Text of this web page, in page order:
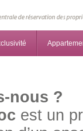
nous ?
est un